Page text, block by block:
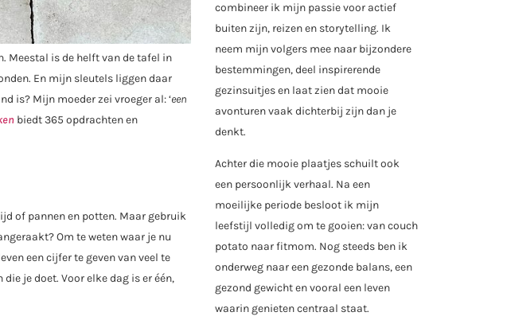
Meestal is de helft van de tafel in
En mijn sleutels liggen daar
is? Mijn moeder zei vroeger al: ‘een
biedt 365 opdrachten en
of pannen en potten. Maar gebruik
Om te weten waar je nu
een cijfer te geven van veel te
je doet. Voor elke dag is er één,
combineer ik mijn passie voor actief
buiten zijn, reizen en storytelling. Ik
neem mijn volgers mee naar bijzondere
bestemmingen, deel inspirerende
gezinsuitjes en laat zien dat mooie
avonturen vaak dichterbij zijn dan je
denkt.
Achter die mooie plaatjes schuilt ook
een persoonlijk verhaal. Na een
moeilijke periode besloot ik mijn
leefstijl volledig om te gooien: van couch
potato naar fitmom. Nog steeds ben ik
onderweg naar een gezonde balans, een
gezond gewicht en vooral een leven
waarin genieten centraal staat.